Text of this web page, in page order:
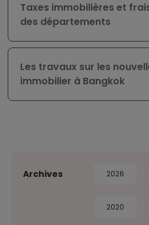
Taxes immobilières et
des départements
Les travaux sur les
immobilier à Bangkok
Archives 2026
2020